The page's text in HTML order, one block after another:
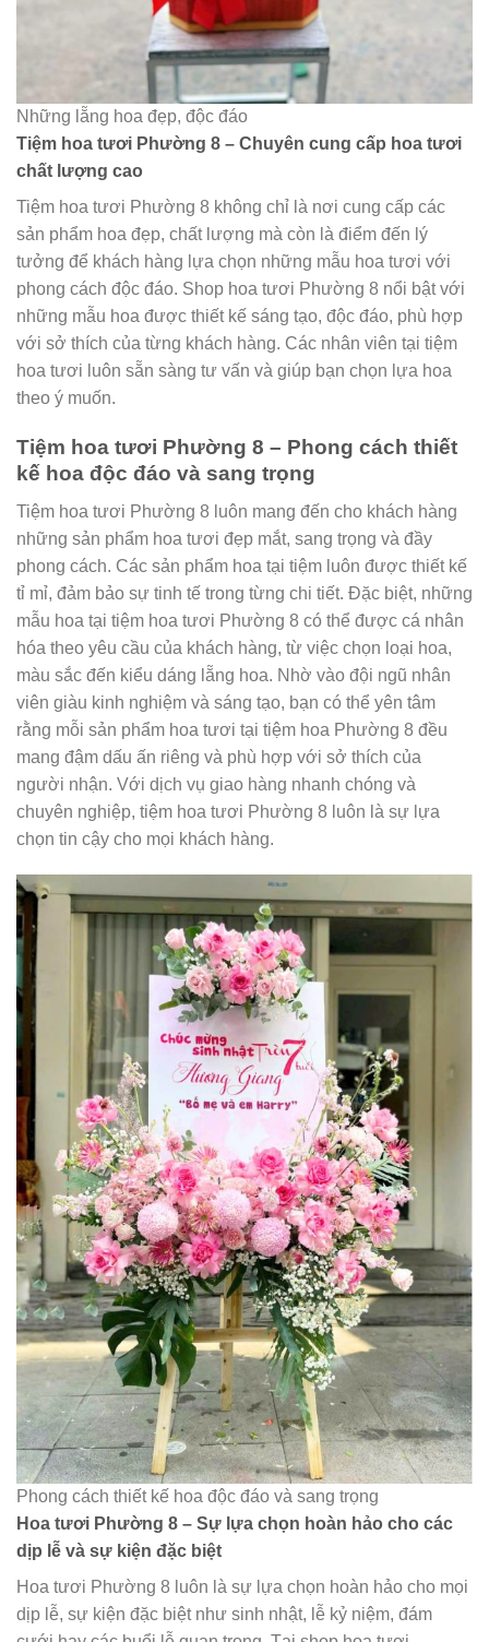
Những lẵng hoa đẹp, độc đáo
Tiệm hoa tươi Phường 8 – Chuyên cung cấp hoa tươi
chất lượng cao
Tiệm hoa tươi Phường 8 không chỉ là nơi cung cấp các
sản phẩm hoa đẹp, chất lượng mà còn là điểm đến lý
tưởng để khách hàng lựa chọn những mẫu hoa tươi với
phong cách độc đáo. Shop hoa tươi Phường 8 nổi bật với
những mẫu hoa được thiết kế sáng tạo, độc đáo, phù hợp
với sở thích của từng khách hàng. Các nhân viên tại tiệm
hoa tươi luôn sẵn sàng tư vấn và giúp bạn chọn lựa hoa
theo ý muốn.
Tiệm hoa tươi Phường 8 – Phong cách thiết
kế hoa độc đáo và sang trọng
Tiệm hoa tươi Phường 8 luôn mang đến cho khách hàng
những sản phẩm hoa tươi đẹp mắt, sang trọng và đầy
phong cách. Các sản phẩm hoa tại tiệm luôn được thiết kế
tỉ mỉ, đảm bảo sự tinh tế trong từng chi tiết. Đặc biệt, những
mẫu hoa tại tiệm hoa tươi Phường 8 có thể được cá nhân
hóa theo yêu cầu của khách hàng, từ việc chọn loại hoa,
màu sắc đến kiểu dáng lẵng hoa. Nhờ vào đội ngũ nhân
viên giàu kinh nghiệm và sáng tạo, bạn có thể yên tâm
rằng mỗi sản phẩm hoa tươi tại tiệm hoa Phường 8 đều
mang đậm dấu ấn riêng và phù hợp với sở thích của
người nhận. Với dịch vụ giao hàng nhanh chóng và
chuyên nghiệp, tiệm hoa tươi Phường 8 luôn là sự lựa
chọn tin cậy cho mọi khách hàng.
Phong cách thiết kế hoa độc đáo và sang trọng
Hoa tươi Phường 8 – Sự lựa chọn hoàn hảo cho các
dịp lễ và sự kiện đặc biệt
Hoa tươi Phường 8 luôn là sự lựa chọn hoàn hảo cho mọi
dịp lễ, sự kiện đặc biệt như sinh nhật, lễ kỷ niệm, đám